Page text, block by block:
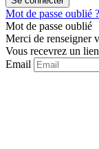
Mot de passe oublié ?
Mot de passe oublié
Merci de renseigner
Vous recevrez un
Email